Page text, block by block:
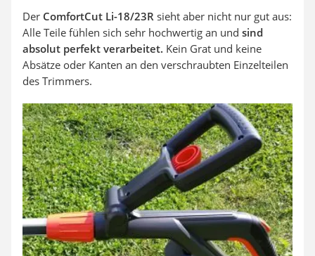
Der ComfortCut Li-18/23R sieht aber nicht nur gut aus:
Alle Teile fühlen sich sehr hochwertig an und sind
absolut perfekt verarbeitet. Kein Grat und keine
Absätze oder Kanten an den verschraubten Einzelteilen
des Trimmers.